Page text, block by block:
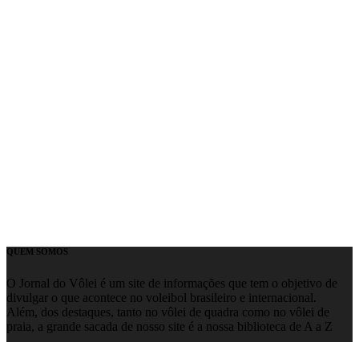
QUEM SOMOS
O Jornal do Vôlei é um site de informações que tem o objetivo de
divulgar o que acontece no voleibol brasileiro e internacional.
Além, dos destaques, tanto no vôlei de quadra como no vôlei de
praia, a grande sacada de nosso site é a nossa biblioteca de A a Z